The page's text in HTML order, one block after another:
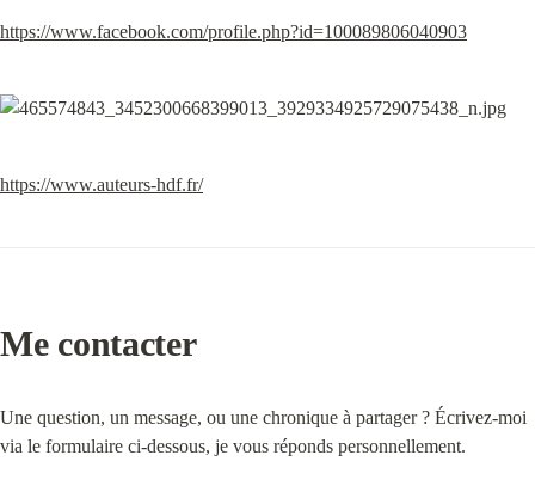
https://www.facebook.com/profile.php?id=100089806040903
https://www.auteurs-hdf.fr/
Me contacter
Une question, un message, ou une chronique à partager ? Écrivez-moi
via le formulaire ci-dessous, je vous réponds personnellement.